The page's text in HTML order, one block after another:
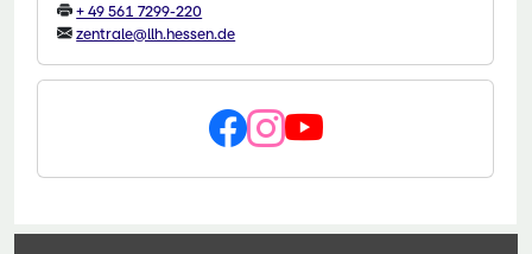
+ 49 561 7299-220
zentrale@llh.hessen.de